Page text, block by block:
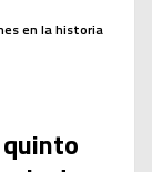
en la historia
quinto